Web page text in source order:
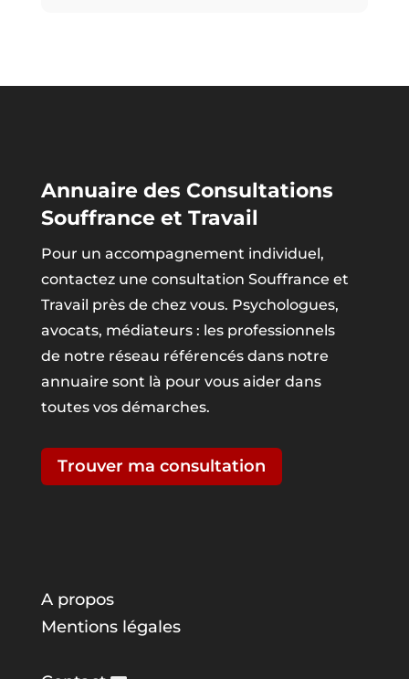
Annuaire des Consultations
Souffrance et Travail
Pour un accompagnement individuel,
contactez une consultation Souffrance et
Travail près de chez vous. Psychologues,
avocats, médiateurs : les professionnels
de notre réseau référencés dans notre
annuaire sont là pour vous aider dans
toutes vos démarches.
Trouver ma consultation
A propos
Mentions légales